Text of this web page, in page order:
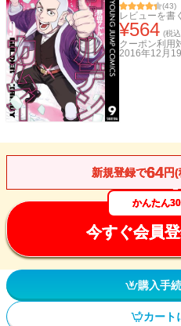
(43)
レビューを書く
¥564 (税
クーポン利用
2016年12月
新規登録で64円
かんたん
今すぐ会員
購入手
カート